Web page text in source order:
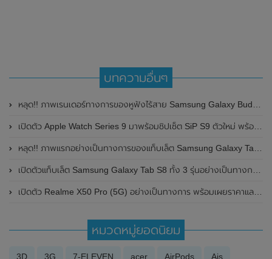
บทความอื่นๆ
หลุด!! ภาพเรนเดอร์ทางการของหูฟังไร้สาย Samsung Galaxy Buds 2 โชว์ดีไซน์และสีสันสดใสแบบ Two Tone
เปิดตัว Apple Watch Series 9 มาพร้อมชิปเซ็ต SiP S9 ตัวใหม่ พร้อมฟีเจอร์ Double tap
หลุด!! ภาพแรกอย่างเป็นทางการของแท็บเล็ต Samsung Galaxy Tab A8 รุ่นใหม่ คาดอาจเปิดตัวเร็วๆนี้
เปิดตัวแท็บเล็ต Samsung Galaxy Tab S8 ทั้ง 3 รุ่นอย่างเป็นทางการแล้ว มาพร้อมปากกา S Pen ทุกรุ่น
เปิดตัว Realme X50 Pro (5G) อย่างเป็นทางการ พร้อมเผยราคาและสเปกแบบจัดเต็ม
หมวดหมู่ยอดนิยม
3D 3G 7-ELEVEN acer AirPods Ais